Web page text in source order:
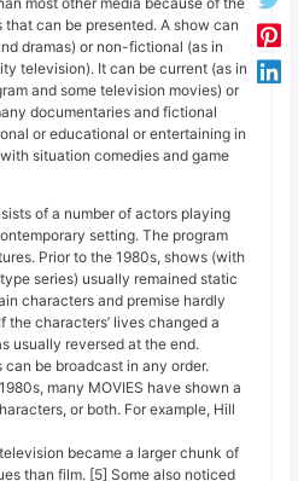
can be presented. A show can
dramas) or non-fictional (as in
television). It can be current (as in
and some television movies) or
documentaries and fictional
or educational or entertaining in
situation comedies and game
of a number of actors playing
setting. The program
Prior to the 1980s, shows (with
series) usually remained static
characters and premise hardly
characters’ lives changed a
usually reversed at the end.
be broadcast in any order.
many MOVIES have shown a
or both. For example, Hill
became a larger chunk of
than film. [5] Some also noticed